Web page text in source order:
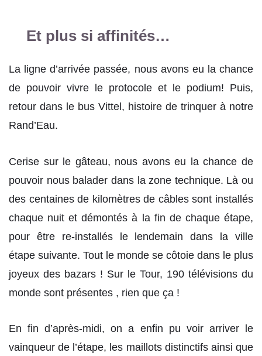
Et plus si affinités…
La ligne d’arrivée passée, nous avons eu la chance
de pouvoir vivre le protocole et le podium! Puis,
retour dans le bus Vittel, histoire de trinquer à notre
Rand’Eau.
Cerise sur le gâteau, nous avons eu la chance de
pouvoir nous balader dans la zone technique. Là ou
des centaines de kilomètres de câbles sont installés
chaque nuit et démontés à la fin de chaque étape,
pour être re-installés le lendemain dans la ville
étape suivante. Tout le monde se côtoie dans le plus
joyeux des bazars ! Sur le Tour, 190 télévisions du
monde sont présentes , rien que ça !
En fin d’après-midi, on a enfin pu voir arriver le
vainqueur de l’étape, les maillots distinctifs ainsi que